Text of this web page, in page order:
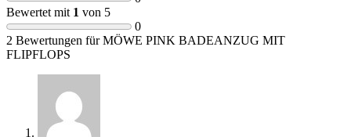
Bewertet mit 1 von 5
0
2 Bewertungen fürMÖWE PINK BADEANZUG MIT
FLIPFLOPS